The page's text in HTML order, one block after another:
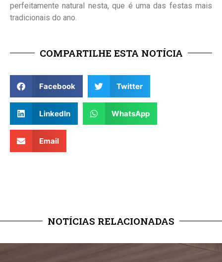
perfeitamente natural nesta, que é uma das festas mais
tradicionais do ano.
COMPARTILHE ESTA NOTÍCIA
Facebook Twitter
LinkedIn WhatsApp
Email
NOTÍCIAS RELACIONADAS